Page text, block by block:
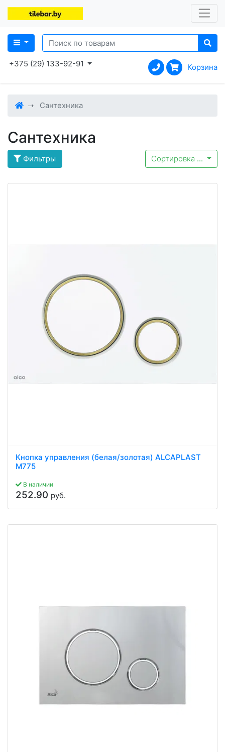
+375 (29) 133-92-91 Корзина
Сантехника
Сантехника
Фильтры Сортировка ...
Кнопка управления (белая/золотая) ALCAPLAST
M775
В наличии
252.90 руб.